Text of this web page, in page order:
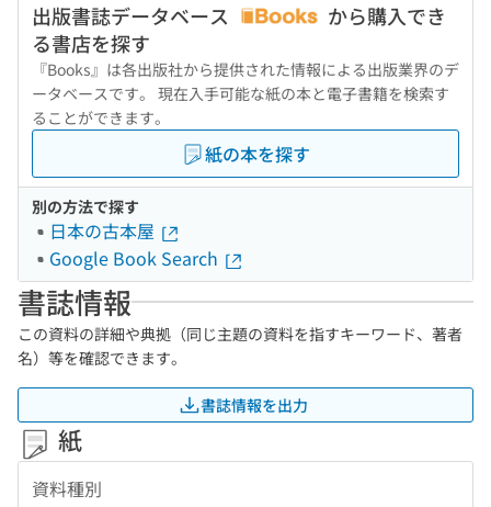
出版書誌データベース
から購入でき
る書店を探す
『Books』は各出版社から提供された情報による出版業界のデ
ータベースです。 現在入手可能な紙の本と電子書籍を検索す
ることができます。
紙の本を探す
別の方法で探す
日本の古本屋
Google Book Search
書誌情報
この資料の詳細や典拠（同じ主題の資料を指すキーワード、著者
名）等を確認できます。
書誌情報を出力
紙
資料種別